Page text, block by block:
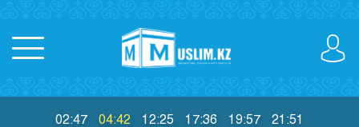
02:47 04:42 12:25 17:36 19:57 21:51